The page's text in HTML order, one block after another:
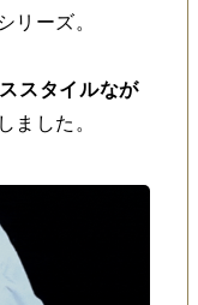
リーズ。
スタイルなが
ました。